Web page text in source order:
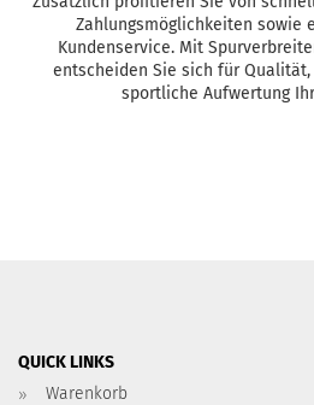
Zahlungsmöglichkeiten sowie
Kundenservice. Mit
entscheiden Sie sich für
sportliche Aufwertung
QUICK LINKS
Warenkorb